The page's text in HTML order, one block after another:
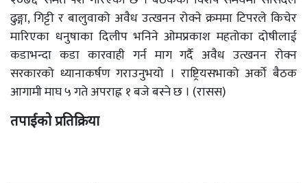
ढुङ्गा, गिट्टी र बालुवाको अवैध उत्खनन रोक्ने क्रममा टिपरले किचेर
मारिएका धनुषाका दिलीप भनिने ओमप्रकाश महतोका दोषीलाई
कडाभन्दा कडा कारवाही गर्न माग गर्दै अवैध उत्खनन रोक्न
सरकारको ध्यानाकर्षण गराउनुभयो । राष्ट्रियसभाको अर्काे बैठक
आगामी माघ ५ गते अपराह्न १ बजे बस्ने छ । (रासस)
तपाईको प्रतिक्रिया